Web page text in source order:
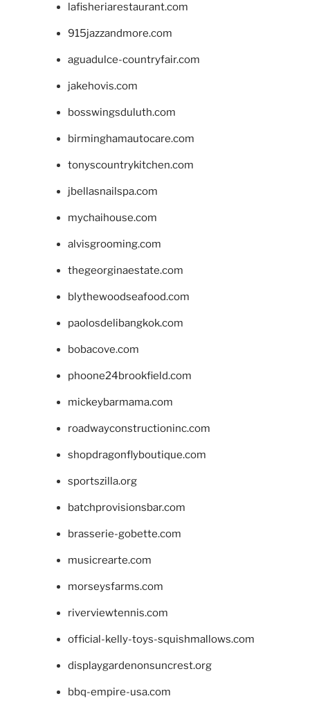
lafisheriarestaurant.com
915jazzandmore.com
aguadulce-countryfair.com
jakehovis.com
bosswingsduluth.com
birminghamautocare.com
tonyscountrykitchen.com
jbellasnailspa.com
mychaihouse.com
alvisgrooming.com
thegeorginaestate.com
blythewoodseafood.com
paolosdelibangkok.com
bobacove.com
phoone24brookfield.com
mickeybarmama.com
roadwayconstructioninc.com
shopdragonflyboutique.com
sportszilla.org
batchprovisionsbar.com
brasserie-gobette.com
musicrearte.com
morseysfarms.com
riverviewtennis.com
official-kelly-toys-squishmallows.com
displaygardenonsuncrest.org
bbq-empire-usa.com